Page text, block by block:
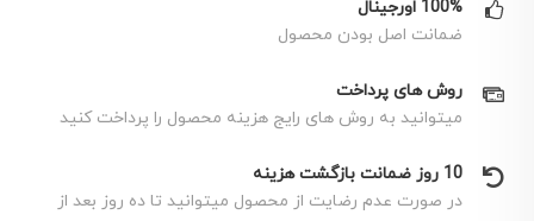
100% اورجینال
ضمانت اصل بودن محصول
روش های پرداخت
میتوانید به روش های رایج هزینه محصول را پرداخت کنید
10 روز ضمانت بازگشت هزینه
در صورت عدم رضایت از محصول میتوانید تا ده روز بعد از